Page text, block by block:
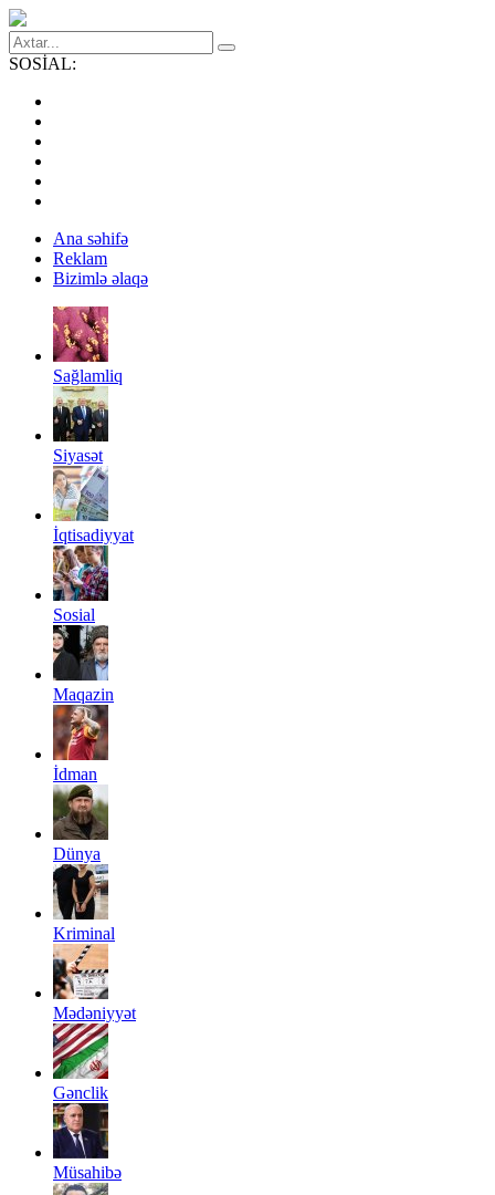
SOSİAL:
Ana səhifə
Reklam
Bizimlə əlaqə
Sağlamliq
Siyasət
İqtisadiyyat
Sosial
Maqazin
İdman
Dünya
Kriminal
Mədəniyyət
Gənclik
Müsahibə